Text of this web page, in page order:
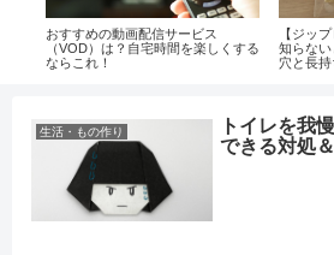
おすすめの動画配信サービス
（VOD）は？自宅時間を楽しくする
ならこれ！
【ジッ
知らない
穴と長
生活・もの作り
トイレを我
できる対処